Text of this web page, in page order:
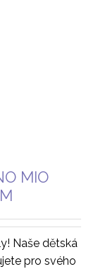
MIO
Naše dětská
pro svého